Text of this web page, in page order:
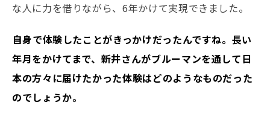
な人に力を借りながら、6年かけて実現できました。
――自身で体験したことがきっかけだったんですね。長い
年月をかけてまで、新井さんがブルーマンを通して日
本の方々に届けたかった体験はどのようなものだった
のでしょうか。